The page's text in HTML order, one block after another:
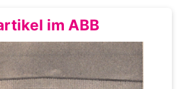
im ABB